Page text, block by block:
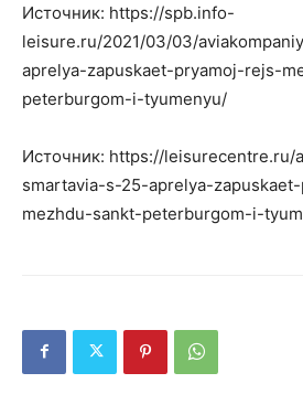
Источник: https://spb.info-
leisure.ru/2021/03/03/
aprelya-zapuskaet-pryamoj-rejs-
peterburgom-i-tyumenyu/
Источник: https://leisurecentre.ru/
smartavia-s-25-aprelya-
mezhdu-sankt-peterburgom-i-